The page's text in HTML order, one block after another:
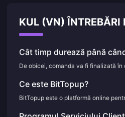
KUL (VN) ÎNTREBĂRI
Cât timp durează până
De obicei, comanda va fi finalizată
Ce este BitTopup?
BitTopup este o platformă online